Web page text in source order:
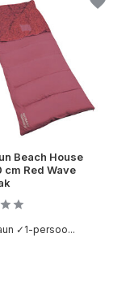
Beach House
cm Red Wave
✓1-persoo...